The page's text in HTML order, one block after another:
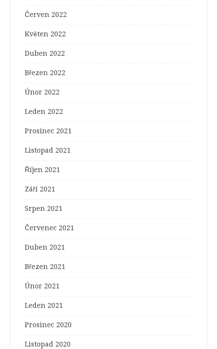
Červen 2022
Květen 2022
Duben 2022
Březen 2022
Únor 2022
Leden 2022
Prosinec 2021
Listopad 2021
Říjen 2021
Září 2021
Srpen 2021
Červenec 2021
Duben 2021
Březen 2021
Únor 2021
Leden 2021
Prosinec 2020
Listopad 2020